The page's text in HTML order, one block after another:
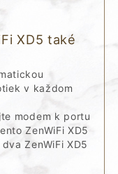
XD5 také
v každom
modem k portu
ZenWiFi XD5
ZenWiFi XD5